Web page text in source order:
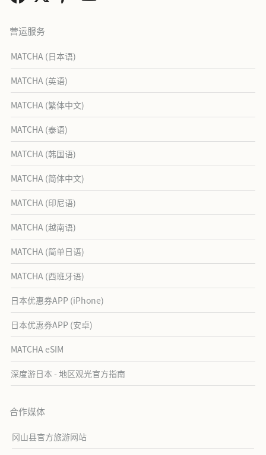
营运服务
MATCHA (日本语)
MATCHA (英语)
MATCHA (繁体中文)
MATCHA (泰语)
MATCHA (韩国语)
MATCHA (简体中文)
MATCHA (印尼语)
MATCHA (越南语)
MATCHA (简单日语)
MATCHA (西班牙语)
日本优惠券APP (iPhone)
日本优惠券APP (安卓)
MATCHA eSIM
深度游日本 - 地区观光官方指南
合作媒体
冈山县官方旅游网站